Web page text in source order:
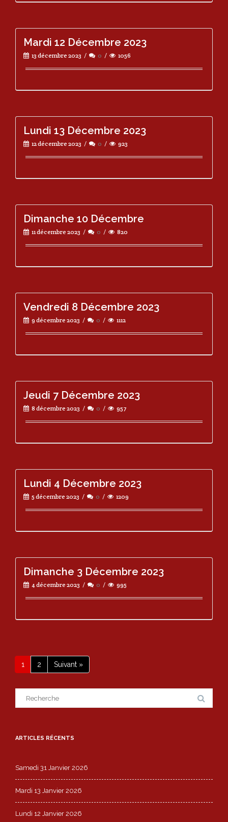
Mardi 12 Décembre 2023
13 décembre 2023 0 1056
Lundi 13 Décembre 2023
12 décembre 2023 0 923
Dimanche 10 Décembre
11 décembre 2023 0 820
Vendredi 8 Décembre 2023
9 décembre 2023 0 1112
Jeudi 7 Décembre 2023
8 décembre 2023 0 957
Lundi 4 Décembre 2023
5 décembre 2023 0 1209
Dimanche 3 Décembre 2023
4 décembre 2023 0 995
Page
1 Page
2 Suivant »
for:
ARTICLES RÉCENTS
Samedi 31 Janvier 2026
Mardi 13 Janvier 2026
Lundi 12 Janvier 2026